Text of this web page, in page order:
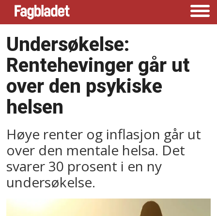
Undersøkelse:
Rentehevinger går ut
over den psykiske
helsen
Høye renter og inflasjon går ut
over den mentale helsa. Det
svarer 30 prosent i en ny
undersøkelse.